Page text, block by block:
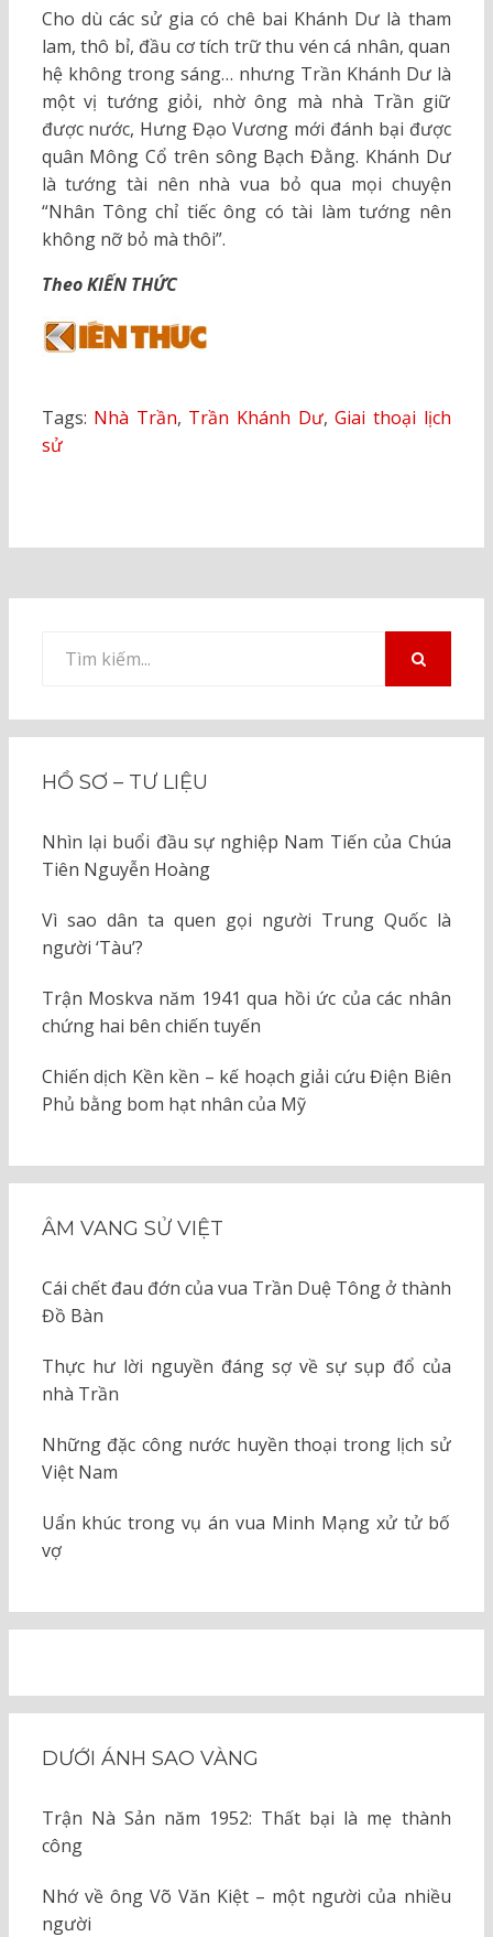
Cho dù các sử gia có chê bai Khánh Dư là tham
lam, thô bỉ, đầu cơ tích trữ thu vén cá nhân, quan
hệ không trong sáng… nhưng Trần Khánh Dư là
một vị tướng giỏi, nhờ ông mà nhà Trần giữ
được nước, Hưng Đạo Vương mới đánh bại được
quân Mông Cổ trên sông Bạch Đằng. Khánh Dư
là tướng tài nên nhà vua bỏ qua mọi chuyện
“Nhân Tông chỉ tiếc ông có tài làm tướng nên
không nỡ bỏ mà thôi”.
Theo KIẾN THỨC
Tags: Nhà Trần, Trần Khánh Dư,Giai thoại lịch
sử
kiếm
HỒ SƠ – TƯ LIỆU
Nhìn lại buổi đầu sự nghiệp Nam Tiến của Chúa
Tiên Nguyễn Hoàng
Vì sao dân ta quen gọi người Trung Quốc là
người ‘Tàu’?
Trận Moskva năm 1941 qua hồi ức của các nhân
chứng hai bên chiến tuyến
Chiến dịch Kền kền – kế hoạch giải cứu Điện Biên
Phủ bằng bom hạt nhân của Mỹ
ÂM VANG SỬ VIỆT
Cái chết đau đớn của vua Trần Duệ Tông ở thành
Đồ Bàn
Thực hư lời nguyền đáng sợ về sự sụp đổ của
nhà Trần
Những đặc công nước huyền thoại trong lịch sử
Việt Nam
Uẩn khúc trong vụ án vua Minh Mạng xử tử bố
vợ
DƯỚI ÁNH SAO VÀNG
Trận Nà Sản năm 1952: Thất bại là mẹ thành
công
Nhớ về ông Võ Văn Kiệt – một người của nhiều
người